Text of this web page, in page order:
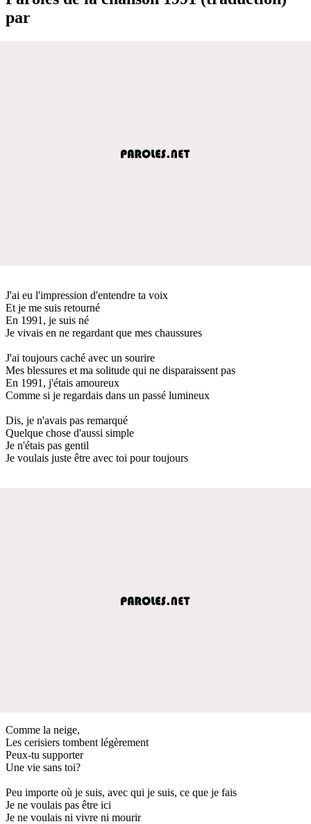
par
J'ai eu l'impression d'entendre ta voix
Et je me suis retourné
En 1991, je suis né
Je vivais en ne regardant que mes chaussures
J'ai toujours caché avec un sourire
Mes blessures et ma solitude qui ne disparaissent pas
En 1991, j'étais amoureux
Comme si je regardais dans un passé lumineux
Dis, je n'avais pas remarqué
Quelque chose d'aussi simple
Je n'étais pas gentil
Je voulais juste être avec toi pour toujours
Comme la neige,
Les cerisiers tombent légèrement
Peux-tu supporter
Une vie sans toi?
Peu importe où je suis, avec qui je suis, ce que je fais
Je ne voulais pas être ici
Je ne voulais ni vivre ni mourir